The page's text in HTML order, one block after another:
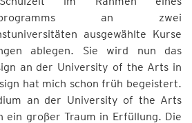
an zwei
ausgewählte Kurse
ablegen. Sie wird nun das
an der University of the Arts in
hat mich schon früh begeistert.
an der University of the Arts
ein großer Traum in Erfüllung. Die